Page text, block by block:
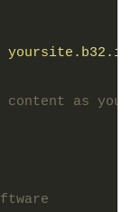
yoursite.b32.i2p